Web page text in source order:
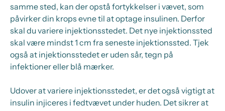
samme sted, kan der opstå fortykkelser i vævet, som
påvirker din krops evne til at optage insulinen. Derfor
skal du variere injektionsstedet. Det nye injektionssted
skal være mindst 1 cm fra seneste injektionssted. Tjek
også at injektionsstedet er uden sår, tegn på
infektioner eller blå mærker.
Udover at variere injektionsstedet, er det også vigtigt at
insulin injiceres i fedtvævet under huden. Det sikrer at